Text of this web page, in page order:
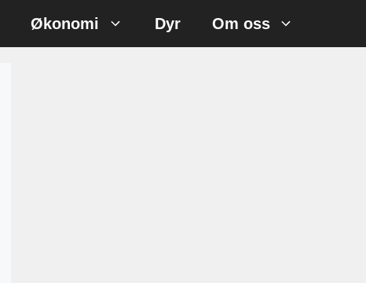
Økonomi Dyr Om oss